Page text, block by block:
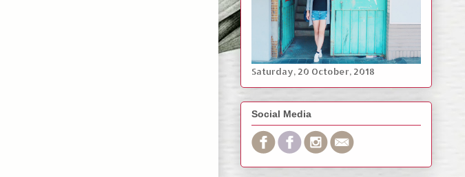
Saturday, ‎20 ‎October, ‎2018
Social Media